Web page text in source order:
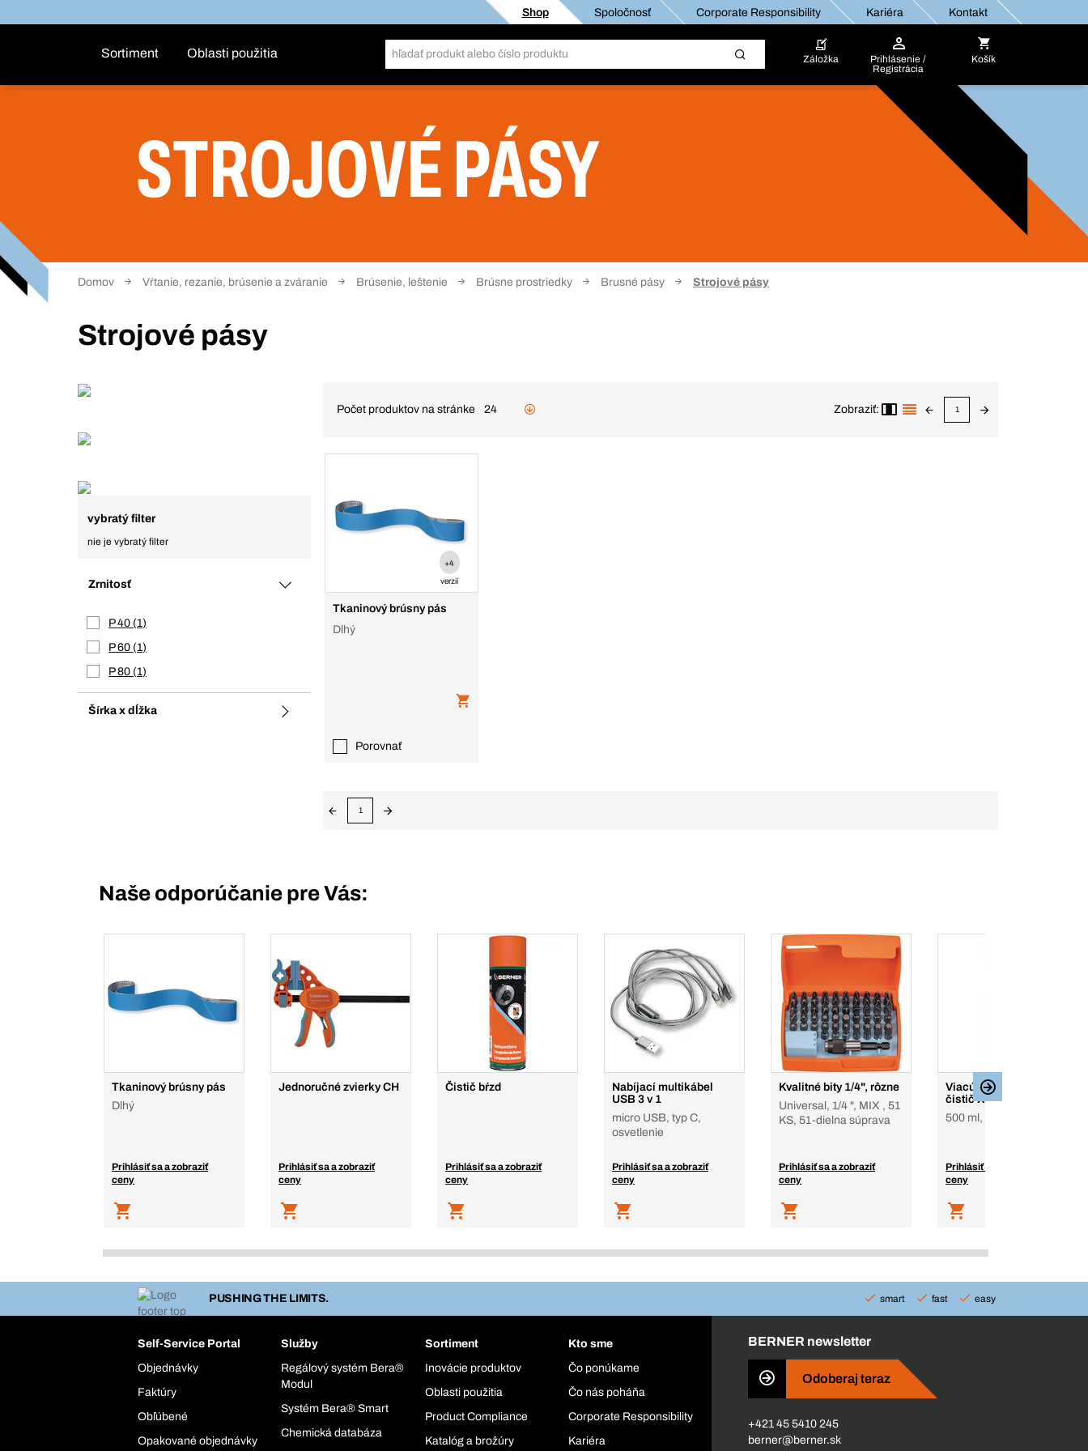
Shop Spoločnosť Corporate Responsibility Kariéra Kontakt
Sortiment Oblasti použitia Záložka
Prihlásenie /
Registrácia
Košík
STROJOVÉ PÁSY
Domov Vŕtanie, rezanie, brúsenie a zváranie Brúsenie, leštenie Brúsne prostriedky Brusné pásy Strojové pásy
Strojové pásy
vybratý filter
nie je vybratý filter
Zrnitosť
P 40 1
P 60 1
P 80 1
Šírka x dĺžka
Počet produktov na stránke 24 Zobraziť: 1
+4
verzií
Tkaninový brúsny pás
Dlhý
Porovnať
1
Naše odporúčanie pre Vás:
Tkaninový brúsny pás
Dlhý
Prihlásiť sa a zobraziť
ceny
Jednoručné zvierky CH
Prihlásiť sa a zobraziť
ceny
Čistič bŕzd
Prihlásiť sa a zobraziť
ceny
Nabíjací multikábel
USB 3 v 1
micro USB, typ C,
osvetlenie
Prihlásiť sa a zobraziť
ceny
Kvalitné bity 1/4", rôzne
Universal, 1/4 ", MIX , 51
KS, 51-dielna súprava
Prihlásiť sa a zobraziť
ceny
Viacúčelový penový
čistič X-in-1 Premium
500 ml, sprej
Prihlásiť sa a zobraziť
ceny
PUSHING THE LIMITS. smart fast easy
Self-Service Portal
Objednávky
Faktúry
Obľúbené
Opakované objednávky
Služby
Regálový systém Bera®
Modul
Systém Bera® Smart
Chemická databáza
Sortiment
Inovácie produktov
Oblasti použitia
Product Compliance
Katalóg a brožúry
Kto sme
Čo ponúkame
Čo nás poháňa
Corporate Responsibility
Kariéra
BERNER newsletter
Odoberaj teraz
+421 45 5410 245
berner@berner.sk